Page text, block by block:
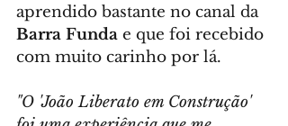
aprendido bastante no canal da
Barra Funda e que foi recebido
com muito carinho por lá.
"O 'João Liberato em Construção'